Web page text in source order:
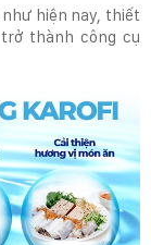
hiện nay, thiết
thành công cụ